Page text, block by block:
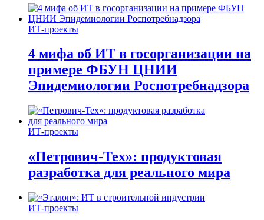
ИТ-проекты
4 мифа об ИТ в госорганизации на
примере ФБУН ЦНИИ
Эпидемиологии Роспотребнадзора
ИТ-проекты
«Петрович-Тех»: продуктовая
разработка для реального мира
ИТ-проекты